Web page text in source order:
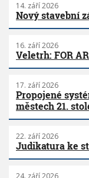
14. září 2026
Nový stavební
16. září 2026
Veletrh: FOR
17. září 2026
Propojené
městech 21.
22. září 2026
Judikatura ke